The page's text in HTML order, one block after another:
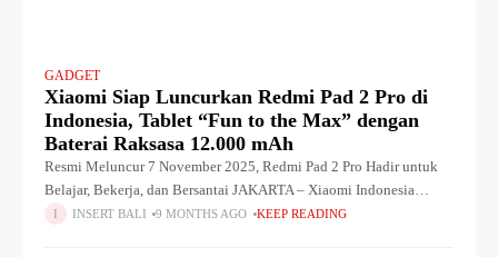
GADGET
Xiaomi Siap Luncurkan Redmi Pad 2 Pro di
Indonesia, Tablet “Fun to the Max” dengan
Baterai Raksasa 12.000 mAh
Resmi Meluncur 7 November 2025, Redmi Pad 2 Pro Hadir untuk
Belajar, Bekerja, dan Bersantai JAKARTA – Xiaomi Indonesia
secara resmi mengonfirmasi kehadiran Redmi Pad 2 Pro. Tablet
INSERT BALI 9 MONTHS AGO KEEP READING